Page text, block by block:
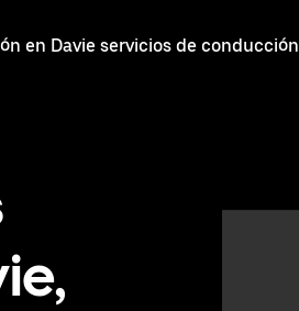
en Davie servicios de conducción